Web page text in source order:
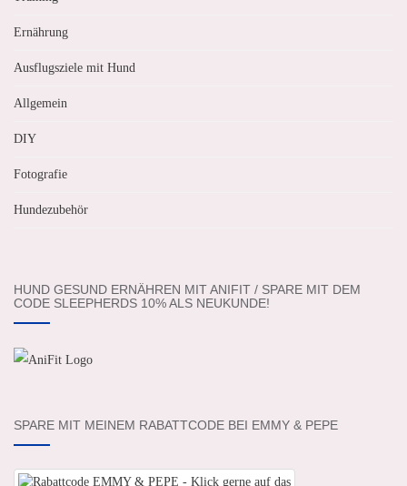
Ernährung
Ausflugsziele mit Hund
Allgemein
DIY
Fotografie
Hundezubehör
HUND GESUND ERNÄHREN MIT ANIFIT / SPARE MIT DEM
CODE SLEEPHERDS 10% ALS NEUKUNDE!
SPARE MIT MEINEM RABATTCODE BEI EMMY & PEPE